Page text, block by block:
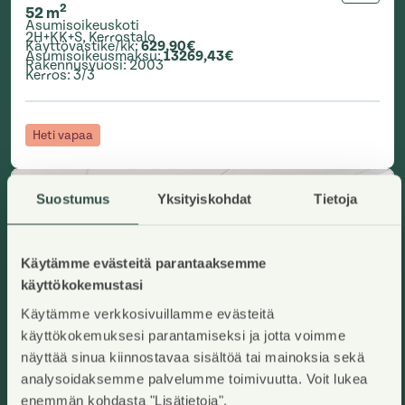
Suostumus Yksityiskohdat Tietoja
Käytämme evästeitä parantaaksemme
käyttökokemustasi
Käytämme verkkosivuillamme evästeitä
käyttökokemuksesi parantamiseksi ja jotta voimme
näyttää sinua kiinnostavaa sisältöä tai mainoksia sekä
analysoidaksemme palvelumme toimivuutta. Voit lukea
enemmän kohdasta "Lisätietoja".
52m2
Asumisoikeuskoti
2H+KK+S, Kerrostalo
Käyttövastike/kk:629,90€
Asumisoikeusmaksu:13269,43€
Rakennusvuosi:2003
Kerros:3/3
Heti vapaa